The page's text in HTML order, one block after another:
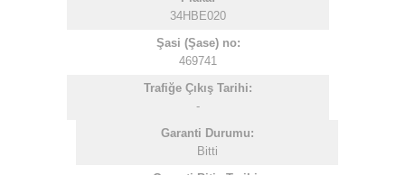
34HBE020
Şasi (Şase) no:
469741
Trafiğe Çıkış Tarihi:
-
Garanti Durumu:
Bitti